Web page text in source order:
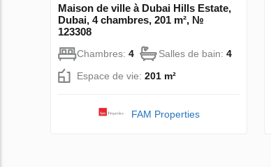
Maison de ville à Dubai Hills Estate,
Dubai, 4 chambres, 201 m², №
123308
Chambres: 4 Salles de bain: 4
Espace de vie: 201 m²
FAM Properties